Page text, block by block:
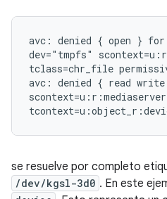
avc: denied { open } for
dev="tmpfs"
tclass=chr_file
avc: denied { read write
se resuelve por completo
/dev/kgsl-3d0 . En este